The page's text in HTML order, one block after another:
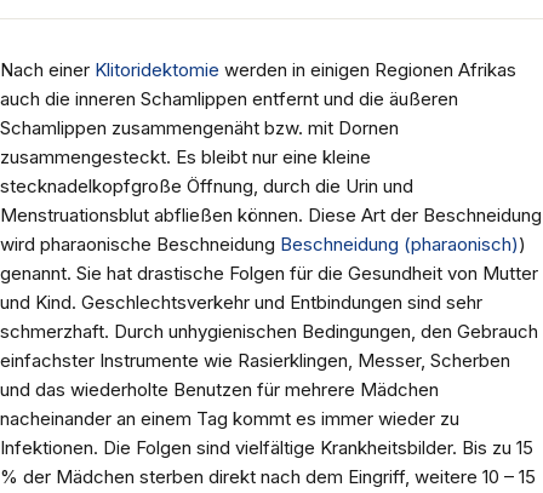
Nach einer Klitoridektomie werden in einigen Regionen Afrikas
auch die inneren Schamlippen entfernt und die äußeren
Schamlippen zusammengenäht bzw. mit Dornen
zusammengesteckt. Es bleibt nur eine kleine
stecknadelkopfgroße Öffnung, durch die Urin und
Menstruationsblut abfließen können. Diese Art der Beschneidung
wird pharaonische Beschneidung Beschneidung (pharaonisch))
genannt. Sie hat drastische Folgen für die Gesundheit von Mutter
und Kind. Geschlechtsverkehr und Entbindungen sind sehr
schmerzhaft. Durch unhygienischen Bedingungen, den Gebrauch
einfachster Instrumente wie Rasierklingen, Messer, Scherben
und das wiederholte Benutzen für mehrere Mädchen
nacheinander an einem Tag kommt es immer wieder zu
Infektionen. Die Folgen sind vielfältige Krankheitsbilder. Bis zu 15
% der Mädchen sterben direkt nach dem Eingriff, weitere 10 – 15